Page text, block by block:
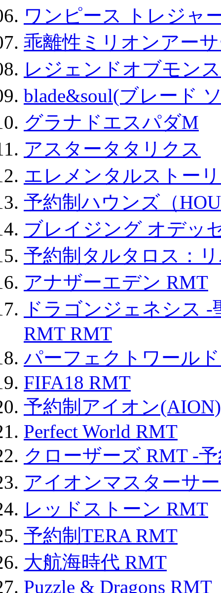
ワンピース トレジャ
乖離性ミリオンアー
レジェンドオブモン
blade&soul(ブレード
グラナドエスパダM
アスタータタリクス
エレメンタルストー
予約制ハウンズ（
ブレイジング オデッ
予約制タルタロス：
アナザーエデン RMT
ドラゴンジェネシス
RMT RMT
パーフェクトワール
FIFA18 RMT
予約制アイオン
Perfect World RMT
クローザーズ RMT -
アイオンマスターサ
レッドストーン RMT
予約制TERA RMT
大航海時代 RMT
Puzzle & Dragons RMT